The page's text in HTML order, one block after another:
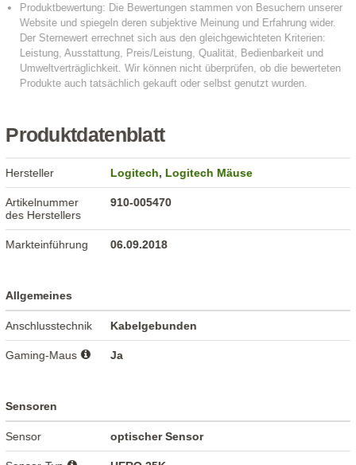
Produktdatenblatt
Hersteller Logitech,Logitech Mäuse
Artikelnummer
des Herstellers
910-005470
Markteinführung 06.09.2018
Allgemeines
Anschlusstechnik Kabelgebunden
Gaming-Maus Ja
Sensoren
Sensor optischer Sensor